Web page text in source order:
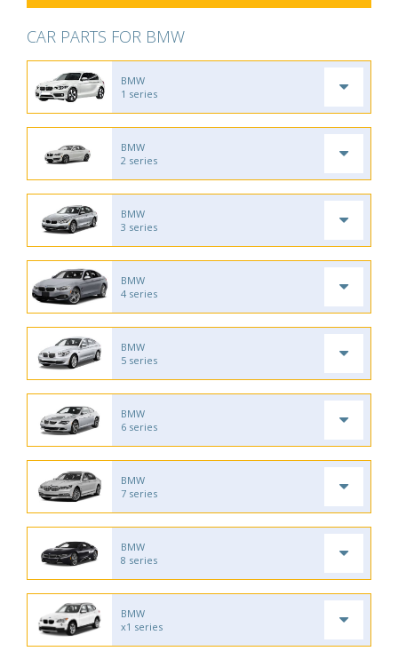
CAR PARTS FOR BMW
BMW
1 series
BMW
2 series
BMW
3 series
BMW
4 series
BMW
5 series
BMW
6 series
BMW
7 series
BMW
8 series
BMW
x1 series